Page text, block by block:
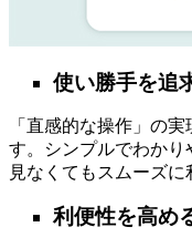
使い勝手を追
「直感的な操作」の
す。シンプルでわか
見なくてもスムーズに
利便性を高め